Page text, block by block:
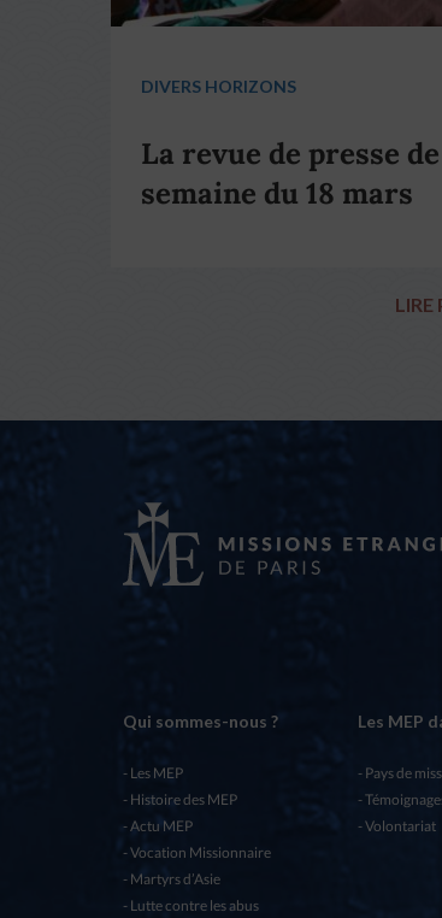
DIVERS HORIZONS
La revue de presse
semaine du 18 mars
LIRE
Qui sommes-nous ?
Les MEP
Histoire des MEP
Actu MEP
Vocation Missionnaire
Martyrs d’Asie
Lutte contre les abus
Les MEP
Pays de
Volontariat